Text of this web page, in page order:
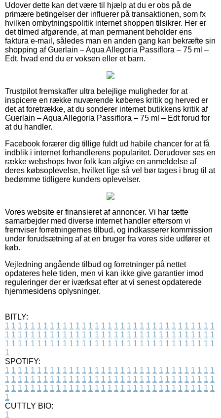
Udover dette kan det være til hjælp at du er obs på de
primære betingelser der influerer på transaktionen, som fx
hvilken ombytningspolitik internet shoppen tilsikrer. Her er
det tilmed afgørende, at man permanent beholder ens
faktura e-mail, således man en anden gang kan bekræfte sin
shopping af Guerlain – Aqua Allegoria Passiflora – 75 ml –
Edt, hvad end du er voksen eller et barn.
Trustpilot fremskaffer ultra belejlige muligheder for at
inspicere en række nuværende køberes kritik og herved er
det at foretrække, at du sonderer internet butikkens kritik af
Guerlain – Aqua Allegoria Passiflora – 75 ml – Edt forud for
at du handler.
Facebook forærer dig tillige fuldt ud habile chancer for at få
indblik i internet forhandlerens popularitet. Derudover ses en
række webshops hvor folk kan afgive en anmeldelse af
deres købsoplevelse, hvilket lige så vel bør tages i brug til at
bedømme tidligere kunders oplevelser.
Vores website er finansieret af annoncer. Vi har tætte
samarbejder med diverse internet handler eftersom vi
fremviser forretningernes tilbud, og indkasserer kommission
under forudsætning af at en bruger fra vores side udfører et
køb.
Vejledning angående tilbud og forretninger på nettet
opdateres hele tiden, men vi kan ikke give garantier imod
reguleringer der er iværksat efter at vi senest opdaterede
hjemmesidens oplysninger.
BITLY:
1 1 1 1 1 1 1 1 1 1 1 1 1 1 1 1 1 1 1 1 1 1 1 1 1 1 1 1 1 1 1 1 1
1 1 1 1 1 1 1 1 1 1 1 1 1 1 1 1 1 1 1 1 1 1 1 1 1 1 1 1 1 1 1 1 1
1 1 1 1 1 1 1 1 1 1 1 1 1 1 1 1 1 1 1 1 1 1 1 1 1 1 1 1 1 1 1 1 1
1
SPOTIFY:
1 1 1 1 1 1 1 1 1 1 1 1 1 1 1 1 1 1 1 1 1 1 1 1 1 1 1 1 1 1 1 1 1
1 1 1 1 1 1 1 1 1 1 1 1 1 1 1 1 1 1 1 1 1 1 1 1 1 1 1 1 1 1 1 1 1
1 1 1 1 1 1 1 1 1 1 1 1 1 1 1 1 1 1 1 1 1 1 1 1 1 1 1 1 1 1 1 1 1
1
CUTTLY BIO:
1